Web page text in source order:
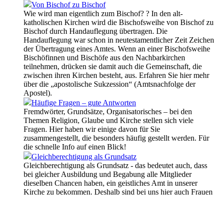
Von Bischof zu Bischof
Wie wird man eigentlich zum Bischof? ? In den alt-
katholischen Kirchen wird die Bischofsweihe von Bischof zu
Bischof durch Handauflegung übertragen. Die
Handauflegung war schon in neutestamentlicher Zeit Zeichen
der Übertragung eines Amtes. Wenn an einer Bischofsweihe
Bischöfinnen und Bischöfe aus den Nachbarkirchen
teilnehmen, drücken sie damit auch die Gemeinschaft, die
zwischen ihren Kirchen besteht, aus. Erfahren Sie hier mehr
über die „apostolische Sukzession“ (Amtsnachfolge der
Apostel).
Häufige Fragen – gute Antworten
Fremdwörter, Grundsätze, Organisatorisches – bei den
Themen Religion, Glaube und Kirche stellen sich viele
Fragen. Hier haben wir einige davon für Sie
zusammengestellt, die besonders häufig gestellt werden. Für
die schnelle Info auf einen Blick!
Gleichberechtigung als Grundsatz
Gleichberechtigung als Grundsatz - das bedeutet auch, dass
bei gleicher Ausbildung und Begabung alle Mitglieder
dieselben Chancen haben, ein geistliches Amt in unserer
Kirche zu bekommen. Deshalb sind bei uns hier auch Frauen